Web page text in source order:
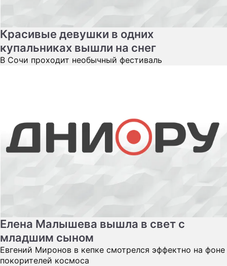
Красивые девушки в одних
купальниках вышли на снег
В Сочи проходит необычный фестиваль
Елена Малышева вышла в свет с
младшим сыном
Евгений Миронов в кепке смотрелся эффектно на фоне
покорителей космоса